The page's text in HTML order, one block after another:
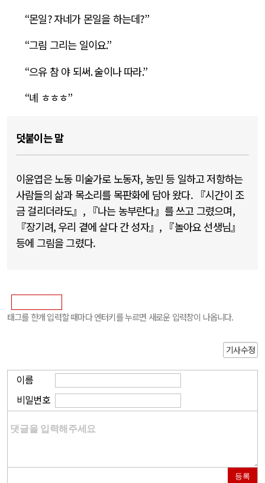
“몬일?자네가 몬일을 하는데?”
“그림 그리는 일이요.”
“으유 참 야 되써.술이나 따라.”
“녜 ㅎㅎㅎ”
덧붙이는 말
이윤엽은 노동 미술가로 노동자, 농민 등 일하고 저항하는
사람들의 삶과 목소리를 목판화에 담아 왔다. 『시간이 조
금 걸리더라도』, 『나는 농부란다』를 쓰고 그렸으며,
『장기려, 우리 곁에 살다 간 성자』, 『놀아요 선생님』
등에 그림을 그렸다.
태그를 한개 입력할 때마다 엔터키를 누르면 새로운 입력창이 나옵니다.
기사수정
이름
비밀번호
등록